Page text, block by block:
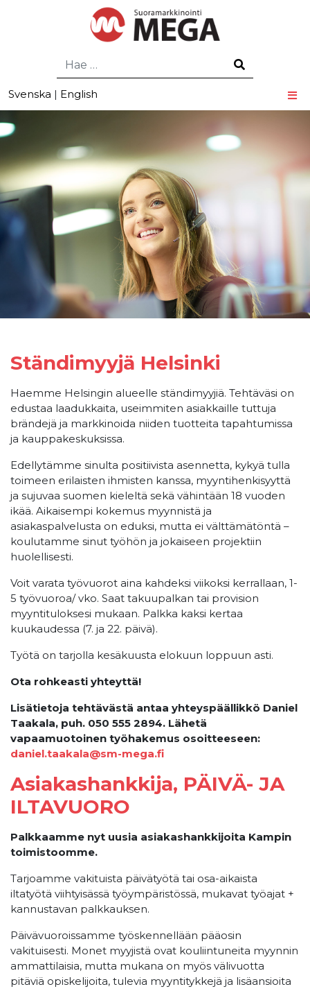
Hae
Svenska | English
Ständimyyjä Helsinki
Haemme Helsingin alueelle ständimyyjiä. Tehtäväsi on
edustaa laadukkaita, useimmiten asiakkaille tuttuja
brändejä ja markkinoida niiden tuotteita tapahtumissa
ja kauppakeskuksissa.
Edellytämme sinulta positiivista asennetta, kykyä tulla
toimeen erilaisten ihmisten kanssa, myyntihenkisyyttä
ja sujuvaa suomen kieleltä sekä vähintään 18 vuoden
ikää. Aikaisempi kokemus myynnistä ja
asiakaspalvelusta on eduksi, mutta ei välttämätöntä –
koulutamme sinut työhön ja jokaiseen projektiin
huolellisesti.
Voit varata työvuorot aina kahdeksi viikoksi kerrallaan, 1-
5 työvuoroa/ vko. Saat takuupalkan tai provision
myyntituloksesi mukaan. Palkka kaksi kertaa
kuukaudessa (7. ja 22. päivä).
Työtä on tarjolla kesäkuusta elokuun loppuun asti.
Ota rohkeasti yhteyttä!
Lisätietoja tehtävästä antaa yhteyspäällikkö Daniel
Taakala, puh. 050 555 2894. Lähetä
vapaamuotoinen työhakemus osoitteeseen:
daniel.taakala@sm-mega.fi
Asiakashankkija, PÄIVÄ- JA
ILTAVUORO
Palkkaamme nyt uusia asiakashankkijoita Kampin
toimistoomme.
Tarjoamme vakituista päivätyötä tai osa-aikaista
iltatyötä viihtyisässä työympäristössä, mukavat työajat +
kannustavan palkkauksen.
Päivävuoroissamme työskennellään pääosin
vakituisesti. Monet myyjistä ovat kouliintuneita myynnin
ammattilaisia, mutta mukana on myös välivuotta
pitäviä opiskelijoita, tulevia myyntitykkejä ja lisäansioita